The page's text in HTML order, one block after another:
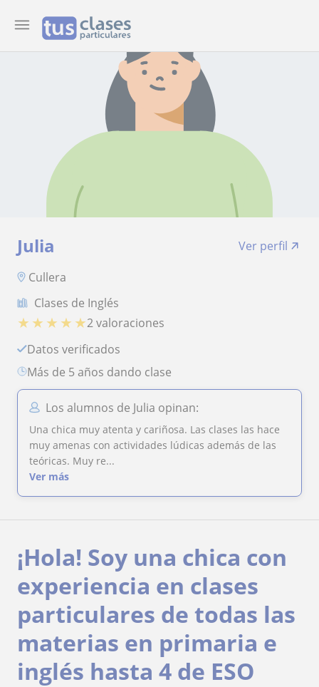
Julia
Ver perfil
Cullera
Clases de Inglés
★ ★ ★ ★ ★2 valoraciones
Datos verificados
más de 5 años dando clase
Los alumnos de Julia opinan:
Una chica muy atenta y cariñosa. Las clases las hace
muy amenas con actividades lúdicas además de las
teóricas. Muy re...
Ver más
¡Hola! Soy una chica con
experiencia en clases
particulares de todas las
materias en primaria e
inglés hasta 4 de ESO